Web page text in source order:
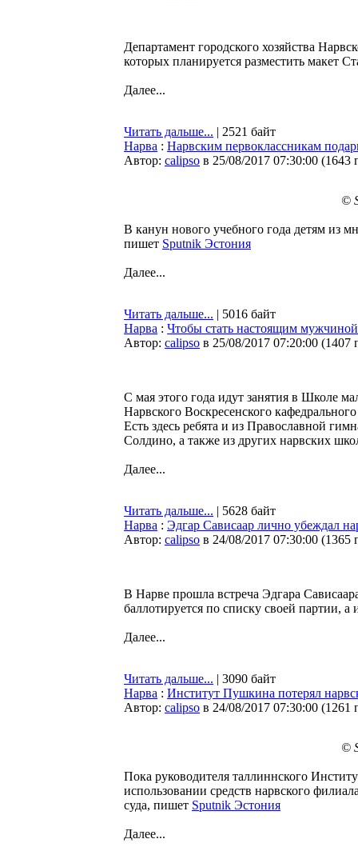
Департамент городского хозяйства
которых планируется разместить макет
Далее...
Читать дальше... | 2521 байт
Нарва : Нарвским первоклассникам
Автор: calipso в 25/08/2017 07:30:00 (1643
©
В канун нового учебного года детям из
пишет Sputnik Эстония
Далее...
Читать дальше... | 5016 байт
Нарва : Чтобы стать настоящим
Автор: calipso в 25/08/2017 07:20:00 (1407
С мая этого года идут занятия в Школе
Нарвского Воскресенского
Есть здесь ребята и из Православной
Солдино, а также из других нарвских
Далее...
Читать дальше... | 5628 байт
Нарва : Эдгар Сависаар лично убеждал
Автор: calipso в 24/08/2017 07:30:00 (1365
В Нарве прошла встреча Эдгара
баллотируется по списку своей партии,
Далее...
Читать дальше... | 3090 байт
Нарва : Институт Пушкина потерял
Автор: calipso в 24/08/2017 07:30:00 (1261
©
Пока руководителя таллиннского
использовании средств нарвского
суда, пишет Sputnik Эстония
Далее...